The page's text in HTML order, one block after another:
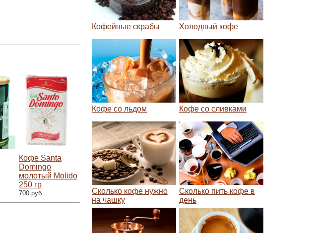
Кофе Santa
Domingo
молотый Molido
250 гр
700 руб.
Кофейные скрабы Холодный кофе
Кофе со льдом Кофе со сливками
Сколько кофе нужно
на чашку
Сколько пить кофе в
день